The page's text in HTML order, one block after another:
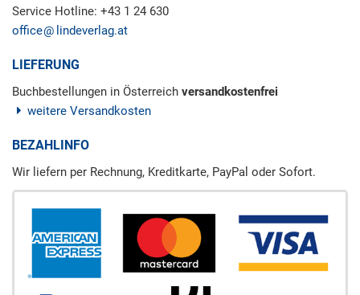
Service Hotline: +43 1 24 630
office
lindeverlag.at
LIEFERUNG
Buchbestellungen in Österreich versandkostenfrei
weitere Versandkosten
BEZAHLINFO
Wir liefern per Rechnung, Kreditkarte, PayPal oder Sofort.